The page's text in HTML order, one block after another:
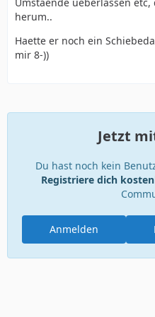
herum..
Haette er noch ein
mir 8-))
Jetzt
Du hast noch kein
Registriere dich
Anmelden